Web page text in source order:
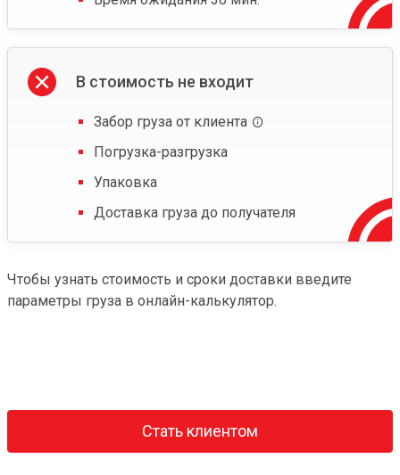
В стоимость не входит
Забор груза от клиента
Погрузка-разгрузка
Упаковка
Доставка груза до получателя
Чтобы узнать стоимость и сроки доставки введите
параметры груза в онлайн-калькулятор.
Стать клиентом